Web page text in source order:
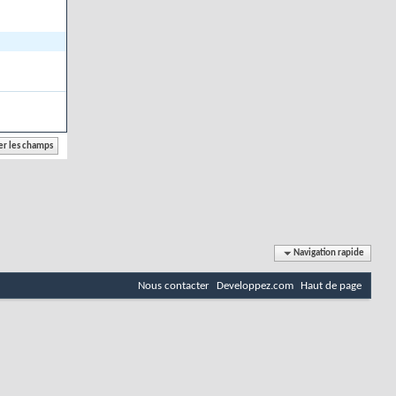
Navigation rapide
Nous contacter Developpez.com Haut de page